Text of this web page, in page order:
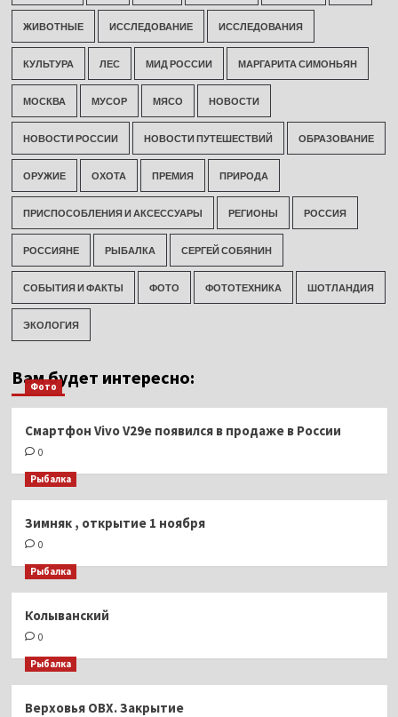
ЖИВОТНЫЕ ИССЛЕДОВАНИЕ ИССЛЕДОВАНИЯ
КУЛЬТУРА ЛЕС МИД РОССИИ МАРГАРИТА СИМОНЬЯН
МОСКВА МУСОР МЯСО НОВОСТИ
НОВОСТИ РОССИИ НОВОСТИ ПУТЕШЕСТВИЙ ОБРАЗОВАНИЕ
ОРУЖИЕ ОХОТА ПРЕМИЯ ПРИРОДА
ПРИСПОСОБЛЕНИЯ И АКСЕССУАРЫ РЕГИОНЫ РОССИЯ
РОССИЯНЕ РЫБАЛКА СЕРГЕЙ СОБЯНИН
СОБЫТИЯ И ФАКТЫ ФОТО ФОТОТЕХНИКА ШОТЛАНДИЯ
ЭКОЛОГИЯ
Вам будет интересно:
Фото
Смартфон Vivo V29e появился в продаже в России
0
Рыбалка
Зимняк , открытие 1 ноября
0
Рыбалка
Колыванский
0
Рыбалка
Верховья ОВХ. Закрытие